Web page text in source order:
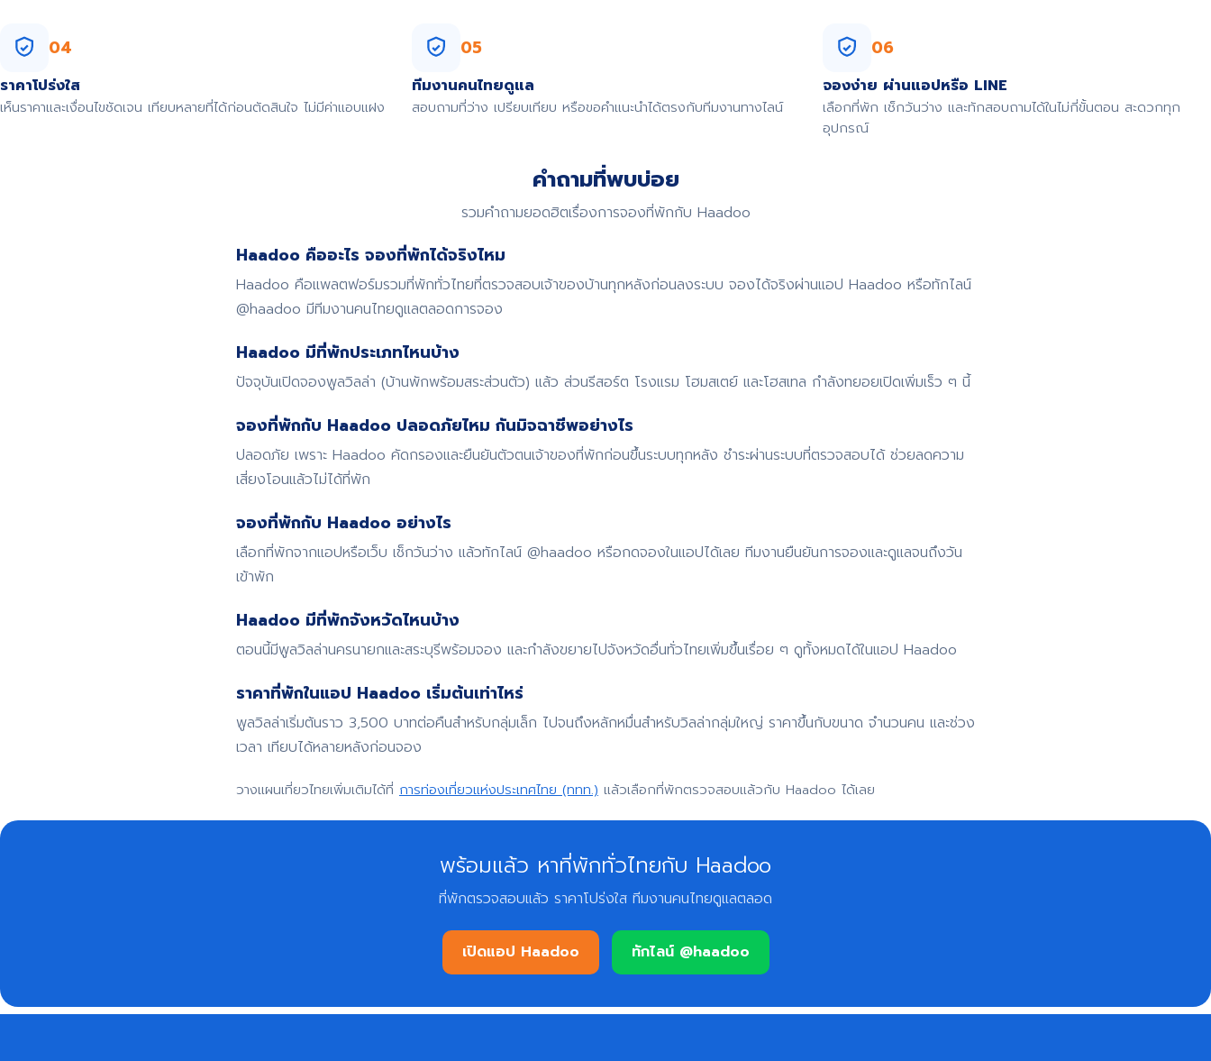
04
ราคาโปร่งใส
เห็นราคาและเงื่อนไขชัดเจน เทียบหลายที่ได้ก่อนตัดสินใจ ไม่มีค่าแอบแฝง
05
ทีมงานคนไทยดูแล
สอบถามที่ว่าง เปรียบเทียบ หรือขอคำแนะนำได้ตรงกับทีมงานทางไลน์
06
จองง่าย ผ่านแอปหรือ LINE
เลือกที่พัก เช็กวันว่าง และทักสอบถามได้ในไม่กี่ขั้นตอน สะดวกทุก
อุปกรณ์
คำถามที่พบบ่อย
รวมคำถามยอดฮิตเรื่องการจองที่พักกับ Haadoo
Haadoo คืออะไร จองที่พักได้จริงไหม
Haadoo คือแพลตฟอร์มรวมที่พักทั่วไทยที่ตรวจสอบเจ้าของบ้านทุกหลังก่อนลงระบบ จองได้จริงผ่านแอป Haadoo หรือทักไลน์
@haadoo มีทีมงานคนไทยดูแลตลอดการจอง
Haadoo มีที่พักประเภทไหนบ้าง
ปัจจุบันเปิดจองพูลวิลล่า (บ้านพักพร้อมสระส่วนตัว) แล้ว ส่วนรีสอร์ต โรงแรม โฮมสเตย์ และโฮสเทล กำลังทยอยเปิดเพิ่มเร็ว ๆ นี้
จองที่พักกับ Haadoo ปลอดภัยไหม กันมิจฉาชีพอย่างไร
ปลอดภัย เพราะ Haadoo คัดกรองและยืนยันตัวตนเจ้าของที่พักก่อนขึ้นระบบทุกหลัง ชำระผ่านระบบที่ตรวจสอบได้ ช่วยลดความ
เสี่ยงโอนแล้วไม่ได้ที่พัก
จองที่พักกับ Haadoo อย่างไร
เลือกที่พักจากแอปหรือเว็บ เช็กวันว่าง แล้วทักไลน์ @haadoo หรือกดจองในแอปได้เลย ทีมงานยืนยันการจองและดูแลจนถึงวัน
เข้าพัก
Haadoo มีที่พักจังหวัดไหนบ้าง
ตอนนี้มีพูลวิลล่านครนายกและสระบุรีพร้อมจอง และกำลังขยายไปจังหวัดอื่นทั่วไทยเพิ่มขึ้นเรื่อย ๆ ดูทั้งหมดได้ในแอป Haadoo
ราคาที่พักในแอป Haadoo เริ่มต้นเท่าไหร่
พูลวิลล่าเริ่มต้นราว 3,500 บาทต่อคืนสำหรับกลุ่มเล็ก ไปจนถึงหลักหมื่นสำหรับวิลล่ากลุ่มใหญ่ ราคาขึ้นกับขนาด จำนวนคน และช่วง
เวลา เทียบได้หลายหลังก่อนจอง
วางแผนเที่ยวไทยเพิ่มเติมได้ที่ การท่องเที่ยวแห่งประเทศไทย (ททท.) แล้วเลือกที่พักตรวจสอบแล้วกับ Haadoo ได้เลย
พร้อมแล้ว หาที่พักทั่วไทยกับ Haadoo
ที่พักตรวจสอบแล้ว ราคาโปร่งใส ทีมงานคนไทยดูแลตลอด
เปิดแอป Haadoo ทักไลน์ @haadoo